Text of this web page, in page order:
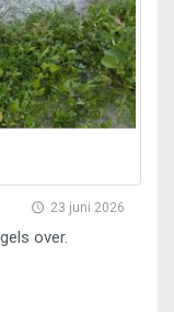
23 juni 2026
over.